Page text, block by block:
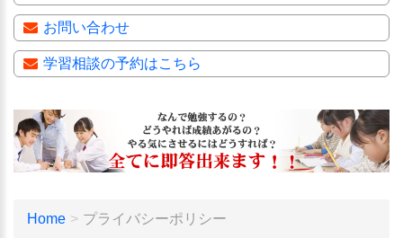
お問い合わせ
学習相談の予約はこちら
Home プライバシーポリシー